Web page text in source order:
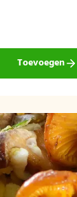
Toevoegen